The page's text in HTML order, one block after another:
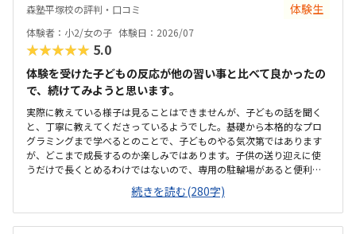
他とあまり比較していないため分からない。塾長がベテランでいらっ
しゃるので、保護者にとってもためになる話をしてくださる。非常に
頼りになり、細かく要望も対応してくれているので助かる。特に思い
当たらない。
森塾平塚校の評判・口コミ 体験生
体験者：小2/女の子 体験日：2026/07
★★★★★ 5.0
体験を受けた子どもの反応が他の習い事と比べて良かったの
で、続けてみようと思います。
実際に教えている様子は見ることはできませんが、子どもの話を聞く
と、丁寧に教えてくださっているようでした。基礎から本格的なプロ
グラミングまで学べるとのことで、子どものやる気次第ではあります
が、どこまで成長するのか楽しみではあります。子供の送り迎えに使
うだけで長くとめるわけではないので、専用の駐輪場があると便利だ
なと思いました。教室は綺麗ですが、建物自体、廊下や階段などが煙
草臭くて、他のテナントも入っているので仕方がないのかも知れませ
んが、そこだけが気になりました。１時間やってもらえて、1か月一万
円前後なので、この内容なら高くはなく、続けられると思いました。
続きを読む(280字)